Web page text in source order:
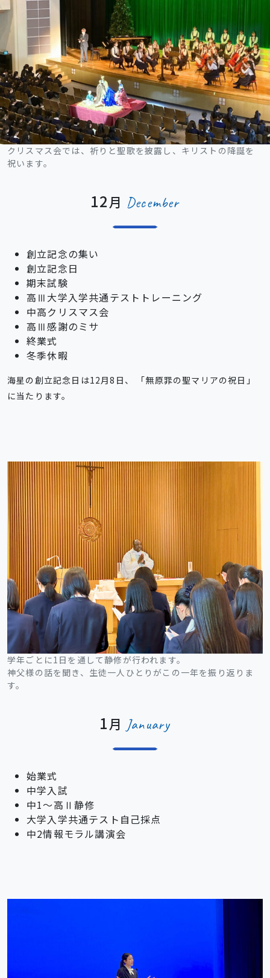
クリスマス会では、祈りと聖歌を披露し、キリストの降誕を
祝います。
12月 December
創立記念の集い
創立記念日
期末試験
高Ⅲ大学入学共通テストトレーニング
中高クリスマス会
高Ⅲ感謝のミサ
終業式
冬季休暇
海星の創立記念日は12月8日、 「無原罪の聖マリアの祝日」
に当たります。
学年ごとに1日を通して静修が行われます。
神父様の話を聞き、生徒一人ひとりがこの一年を振り返りま
す。
1月 January
始業式
中学入試
中1～高Ⅱ静修
大学入学共通テスト自己採点
中2情報モラル講演会